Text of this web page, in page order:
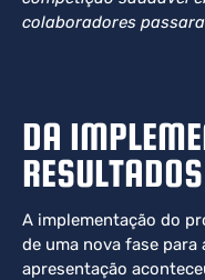
colaboradores
DA
RESULTADOS
A implementação do
de uma nova fase
apresentação